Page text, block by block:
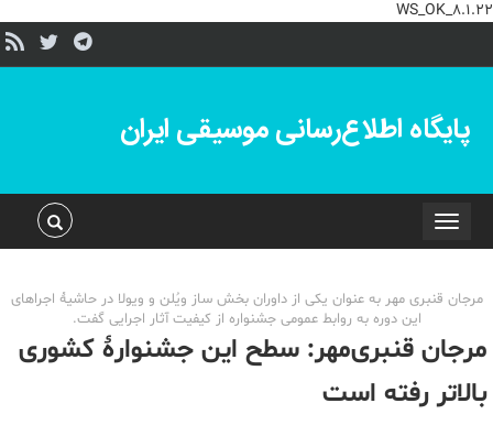
WS_OK_8.1.22
پایگاه اطلاع‌رسانی موسیقی ایران
Toggle
navigation
مرجان قنبری مهر به عنوان یکی از داوران بخش ساز ویُلن و ویولا در حاشیۀ اجراهای
این دوره به روابط عمومی جشنواره از کیفیت آثار اجرایی گفت.
مرجان قنبری‌مهر: سطح این جشنوارۀ کشوری
بالاتر رفته است